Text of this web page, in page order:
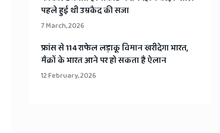
पहले हुई थी उम्रकैद की सजा
7 March, 2026
​फ्रांस से 114 राफेल लड़ाकू विमान खरीदेगा भारत,
मैक्रों के भारत आने पर हो सकता है ऐलान
12 February, 2026